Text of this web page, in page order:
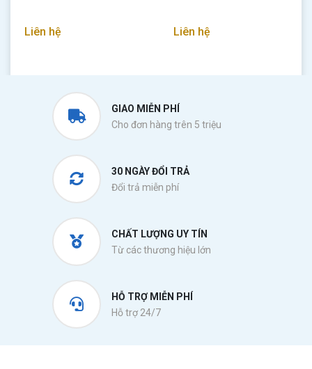
Liên hệ Liên hệ
GIAO MIỄN PHÍ
Cho đơn hàng trên 5 triệu
30 NGÀY ĐỔI TRẢ
Đổi trả miễn phí
CHẤT LƯỢNG UY TÍN
Từ các thương hiệu lớn
HỖ TRỢ MIỄN PHÍ
Hỗ trợ 24/7